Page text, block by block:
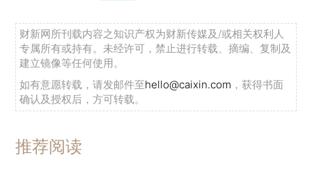
财新网所刊载内容之知识产权为财新传媒及/或相关权利人
专属所有或持有。未经许可，禁止进行转载、摘编、复制及
建立镜像等任何使用。
如有意愿转载，请发邮件至hello@caixin.com ，获得书面
确认及授权后，方可转载。
推荐阅读